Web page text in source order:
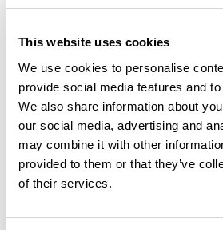
This website uses cookies
We use cookies to personalise
provide social media features and
We also share information about
our social media, advertising and
may combine it with other
provided to them or that they’ve
of their services.
Avis des utilisateurs
Soyez le premier à
Ajouter un avis